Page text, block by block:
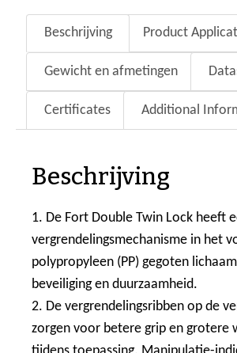
Beschrijving Product
Gewicht en afmetingen
Certificates Additional
Beschrijving
1. De Fort Double Twin Lock heeft
vergrendelingsmechanisme in het
polypropyleen (PP) gegoten
beveiliging en duurzaamheid.
2. De vergrendelingsribben op de
zorgen voor betere grip en grotere